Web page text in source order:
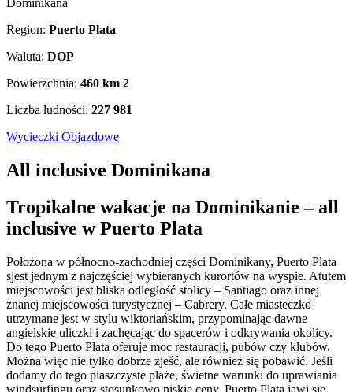
Dominikana
Region: Puerto Plata
Waluta: DOP
Powierzchnia: 460 km 2
Liczba ludności: 227 981
Wycieczki Objazdowe
All inclusive Dominikana
Tropikalne wakacje na Dominikanie – all
inclusive w Puerto Plata
Położona w północno-zachodniej części Dominikany, Puerto Plata
sjest jednym z najczęściej wybieranych kurortów na wyspie. Atutem
miejscowości jest bliska odległość stolicy – Santiago oraz innej
znanej miejscowości turystycznej – Cabrery. Całe miasteczko
utrzymane jest w stylu wiktoriańskim, przypominając dawne
angielskie uliczki i zachęcając do spacerów i odkrywania okolicy.
Do tego Puerto Plata oferuje moc restauracji, pubów czy klubów.
Można więc nie tylko dobrze zjeść, ale również się pobawić. Jeśli
dodamy do tego piaszczyste plaże, świetne warunki do uprawiania